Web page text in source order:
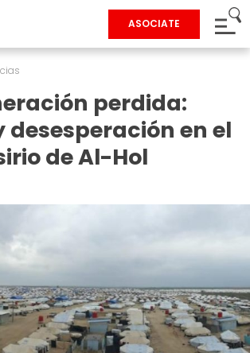
ASOCIATE
perdida:
desesperación en el
de Al-Hol